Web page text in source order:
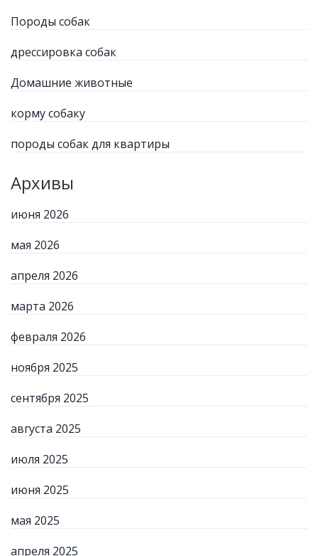
Породы собак
дрессировка собак
Домашние животные
корму собаку
породы собак для квартиры
Архивы
июня 2026
мая 2026
апреля 2026
марта 2026
февраля 2026
ноября 2025
сентября 2025
августа 2025
июля 2025
июня 2025
мая 2025
апреля 2025